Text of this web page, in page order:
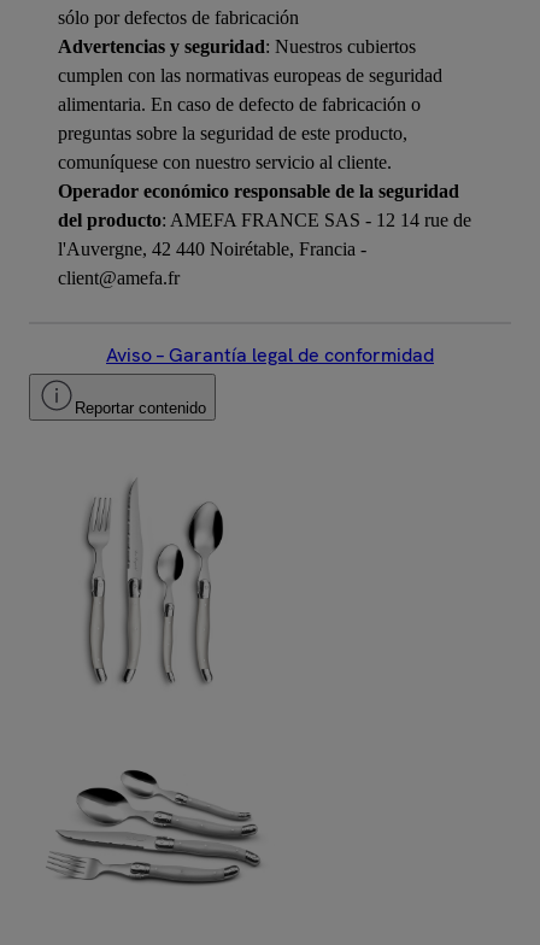
sólo por defectos de fabricación
Advertencias y seguridad: Nuestros cubiertos
cumplen con las normativas europeas de seguridad
alimentaria. En caso de defecto de fabricación o
preguntas sobre la seguridad de este producto,
comuníquese con nuestro servicio al cliente.
Operador económico responsable de la seguridad
del producto: AMEFA FRANCE SAS - 12 14 rue de
l'Auvergne, 42 440 Noirétable, Francia -
client@amefa.fr
Aviso – Garantía legal de conformidad
Reportar contenido